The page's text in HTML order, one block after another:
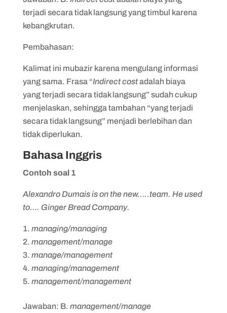
terjadi secara tidak langsung yang timbul karena
kebangkrutan.
Pembahasan:
Kalimat ini mubazir karena mengulang informasi
yang sama. Frasa “Indirect costadalah biaya
yang terjadi secara tidak langsung” sudah cukup
menjelaskan, sehingga tambahan “yang terjadi
secara tidak langsung” menjadi berlebihan dan
tidak diperlukan.
Bahasa Inggris
Contoh soal 1
Alexandro Dumais is on the new…..team. He used
to…. Ginger Bread Company.
managing/managing
management/manage
manage/management
managing/management
management/management
Jawaban: B. management/manage